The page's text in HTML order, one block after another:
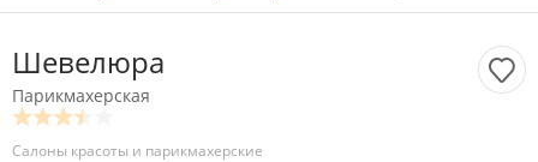
Шевелюра
Парикмахерская
Салоны красоты и парикмахерские